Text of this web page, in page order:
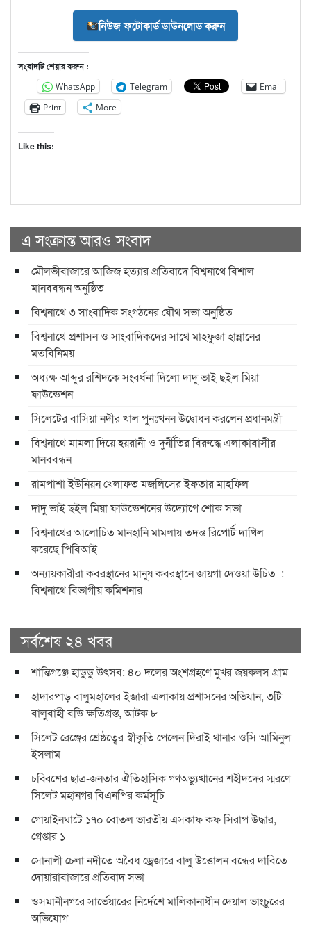
নিউজ ফটোকার্ড ডাউনলোড করুন
সংবাদটি শেয়ার করুন :
WhatsApp Telegram
Email
Print
More
Like this:
এ সংক্রান্ত আরও সংবাদ
মৌলভীবাজারে আজিজ হত্যার প্রতিবাদে বিশ্বনাথে বিশাল
মানববন্ধন অনুষ্ঠিত
বিশ্বনাথে ৩ সাংবাদিক সংগঠনের যৌথ সভা অনুষ্ঠিত
বিশ্বনাথে প্রশাসন ও সাংবাদিকদের সাথে মাহফুজা হান্নানের
মতবিনিময়
অধ্যক্ষ আব্দুর রশিদকে সংবর্ধনা দিলো দাদু ভাই ছইল মিয়া
ফাউন্ডেশন
সিলেটের বাসিয়া নদীর খাল পুনঃখনন উদ্বোধন করলেন প্রধানমন্ত্রী
বিশ্বনাথে মামলা দিয়ে হয়রানী ও দুর্নীতির বিরুদ্ধে এলাকাবাসীর
মানববন্ধন
রামপাশা ইউনিয়ন খেলাফত মজলিসের ইফতার মাহফিল
দাদু ভাই ছইল মিয়া ফাউন্ডেশনের উদ্যোগে শোক সভা
বিশ্বনাথের আলোচিত মানহানি মামলায় তদন্ত রিপোর্ট দাখিল
করেছে পিবিআই
অন্যায়কারীরা কবরস্থানের মানুষ কবরস্থানে জায়গা দেওয়া উচিত :
বিশ্বনাথে বিভাগীয় কমিশনার
সর্বশেষ ২৪ খবর
শান্তিগঞ্জে হাডুডু উৎসব: ৪০ দলের অংশগ্রহণে মুখর জয়কলস গ্রাম
হাদারপাড় বালুমহালের ইজারা এলাকায় প্রশাসনের অভিযান, ৩টি
বালুবাহী বডি ক্ষতিগ্রস্ত, আটক ৮
সিলেট রেঞ্জের শ্রেষ্ঠত্বের স্বীকৃতি পেলেন দিরাই থানার ওসি আমিনুল
ইসলাম
চব্বিশের ছাত্র-জনতার ঐতিহাসিক গণঅভ্যুত্থানের শহীদদের স্মরণে
সিলেট মহানগর বিএনপির কর্মসূচি
গোয়াইনঘাটে ১৭০ বোতল ভারতীয় এসকাফ কফ সিরাপ উদ্ধার,
গ্রেপ্তার ১
সোনালী চেলা নদীতে অবৈধ ড্রেজারে বালু উত্তোলন বন্ধের দাবিতে
দোয়ারাবাজারে প্রতিবাদ সভা
ওসমানীনগরে সার্ভেয়ারের নির্দেশে মালিকানাধীন দেয়াল ভাংচুরের
অভিযোগ